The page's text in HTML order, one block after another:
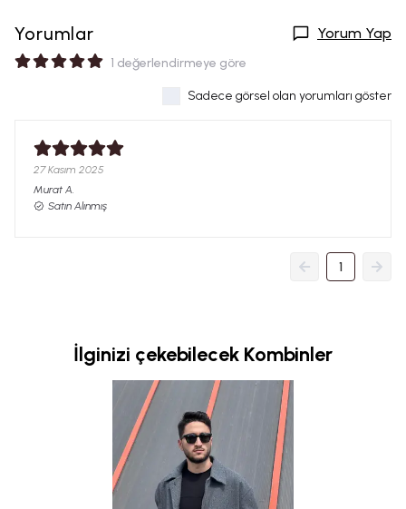
Yorumlar Yorum Yap
1 değerlendirmeye göre
Sadece görsel olan yorumları göster
27 Kasım 2025
Murat A.
Satın Alınmış
1
İlginizi çekebilecek Kombinler